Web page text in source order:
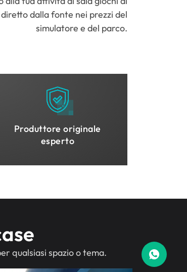
dalla fonte nei prezzi del
simulatore e del parco.
Produttore originale
esperto
qualsiasi spazio o tema.